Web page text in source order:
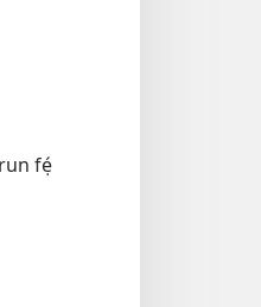
fẹ́